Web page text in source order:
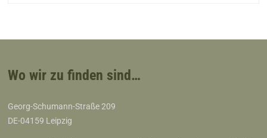
Wo wir zu finden sind…
Georg-Schumann-Straße 209
DE-04159 Leipzig